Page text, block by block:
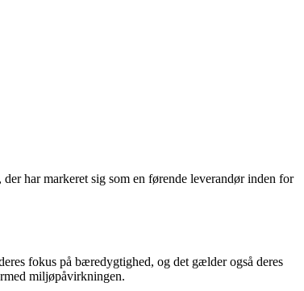
har markeret sig som en førende leverandør inden for
fokus på bæredygtighed, og det gælder også deres
miljøpåvirkningen.